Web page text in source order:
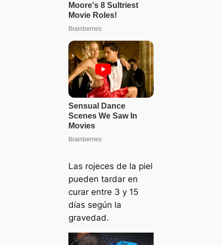
Las rojeces de la piel
pueden tardar en
curar entre 3 y 15
días según la
gravedad.